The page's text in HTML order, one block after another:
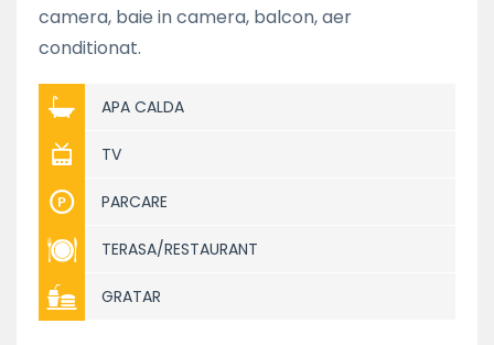
camera, baie in camera, balcon, aer
conditionat.
APA CALDA
TV
PARCARE
TERASA/RESTAURANT
GRATAR